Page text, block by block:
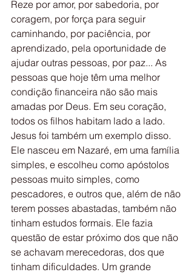
Reze por amor, por sabedoria, por
coragem, por força para seguir
caminhando, por paciência, por
aprendizado, pela oportunidade de
ajudar outras pessoas, por paz... As
pessoas que hoje têm uma melhor
condição financeira não são mais
amadas por Deus. Em seu coração,
todos os filhos habitam lado a lado.
Jesus foi também um exemplo disso.
Ele nasceu em Nazaré, em uma família
simples, e escolheu como apóstolos
pessoas muito simples, como
pescadores, e outros que, além de não
terem posses abastadas, também não
tinham estudos formais. Ele fazia
questão de estar próximo dos que não
se achavam merecedoras, dos que
tinham dificuldades. Um grande